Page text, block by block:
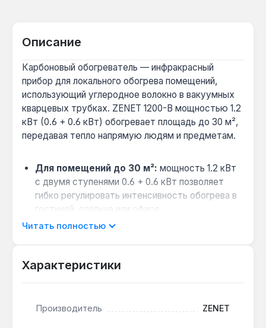
Описание
Карбоновый обогреватель — инфракрасный
прибор для локального обогрева помещений,
использующий углеродное волокно в вакуумных
кварцевых трубках. ZENET 1200-В мощностью 1.2
кВт (0.6 + 0.6 кВт) обогревает площадь до 30 м²,
передавая тепло напрямую людям и предметам.
Для помещений до 30 м²: мощность 1.2 кВт
с двумя ступенями 0.6 + 0.6 кВт позволяет
гибко регулировать интенсивность обогрева в
гостиной, спальне или офисе.
Экономия электроэнергии:
традиционными масляными или конвекторными
инфракрасное излучение не сушит воздух и не
Читать полностью
Характеристики
Производитель ZENET